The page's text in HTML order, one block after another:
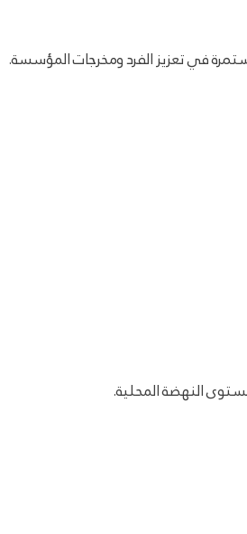
في تعزيز الفرد ومخرجات المؤسسة.
النهضة المحلية.